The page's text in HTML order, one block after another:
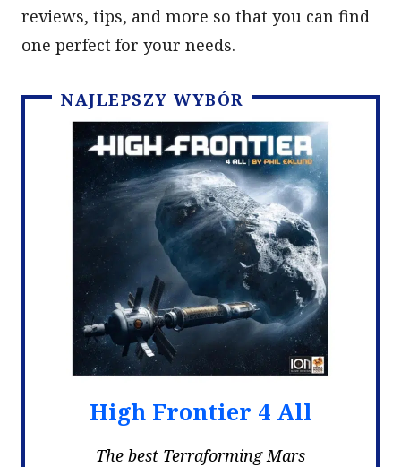
reviews, tips, and more so that you can find
one perfect for your needs.
NAJLEPSZY WYBÓR
High Frontier 4 All
The best Terraforming Mars